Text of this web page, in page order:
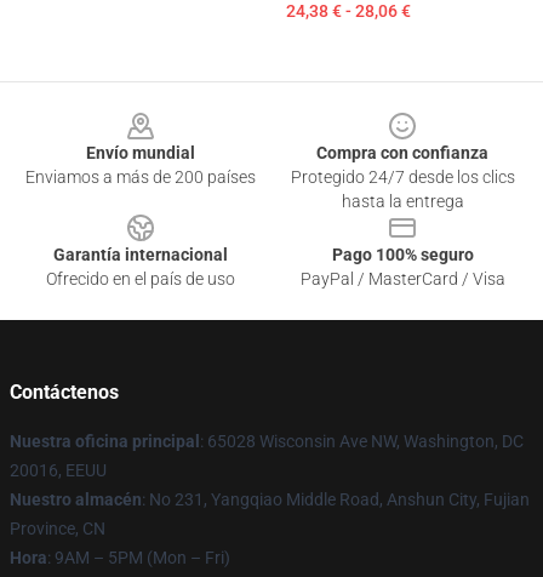
24,38 € - 28,06 €
Envío mundial
Enviamos a más de 200 países
Compra con confianza
Protegido 24/7 desde los clics
hasta la entrega
Garantía internacional
Ofrecido en el país de uso
Pago 100% seguro
PayPal / MasterCard / Visa
Contáctenos
Nuestra oficina principal : 65028 Wisconsin Ave NW, Washington, DC
20016, EEUU
Nuestro almacén: No 231, Yangqiao Middle Road, Anshun City, Fujian
Province, CN
Hora: 9AM – 5PM (Mon – Fri)